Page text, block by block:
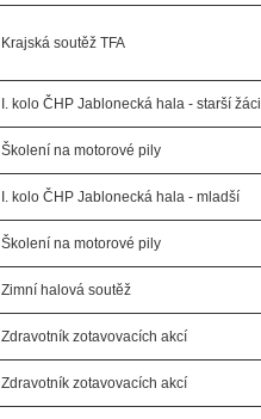
Krajská soutěž TFA
I. kolo ČHP Jablonecká hala - starší žáci
Školení na motorové pily
I. kolo ČHP Jablonecká hala - mladší
Školení na motorové pily
Zimní halová soutěž
Zdravotník zotavovacích akcí
Zdravotník zotavovacích akcí